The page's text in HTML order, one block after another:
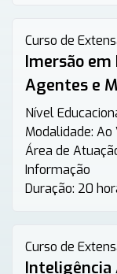
Curso de
Imersão
Agentes e
Nível
Modalidade: Ao
Área de
Informação
Duração: 20
Curso de
Inteligência